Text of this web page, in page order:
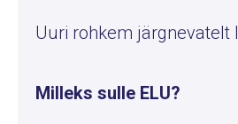
Uuri rohkem järgnevatelt
Milleks sulle ELU?